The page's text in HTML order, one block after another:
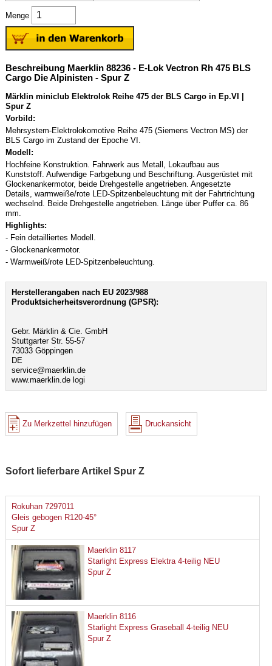
Menge
Beschreibung Maerklin 88236 - E-Lok Vectron Rh 475 BLS
Cargo Die Alpinisten - Spur Z
Märklin miniclub Elektrolok Reihe 475 der BLS Cargo in Ep.VI |
Spur Z
Vorbild:
Mehrsystem-Elektrolokomotive Reihe 475 (Siemens Vectron MS) der
BLS Cargo im Zustand der Epoche VI.
Modell:
Hochfeine Konstruktion. Fahrwerk aus Metall, Lokaufbau aus
Kunststoff. Aufwendige Farbgebung und Beschriftung. Ausgerüstet mit
Glockenankermotor, beide Drehgestelle angetrieben. Angesetzte
Details, warmweiße/rote LED-Spitzenbeleuchtung mit der Fahrtrichtung
wechselnd. Beide Drehgestelle angetrieben. Länge über Puffer ca. 86
mm.
Highlights:
- Fein detailliertes Modell.
- Glockenankermotor.
- Warmweiß/rote LED-Spitzenbeleuchtung.
Herstellerangaben nach EU 2023/988
Produktsicherheitsverordnung (GPSR):
Gebr. Märklin & Cie. GmbH
Stuttgarter Str. 55-57
73033 Göppingen
DE
service@maerklin.de
www.maerklin.de logi
Zu Merkzettel hinzufügen Druckansicht
Sofort lieferbare Artikel Spur Z
Rokuhan 7297011
Gleis gebogen R120-45°
Spur Z
Maerklin 8117
Starlight Express Elektra 4-teilig NEU
Spur Z
Maerklin 8116
Starlight Express Graseball 4-teilig NEU
Spur Z